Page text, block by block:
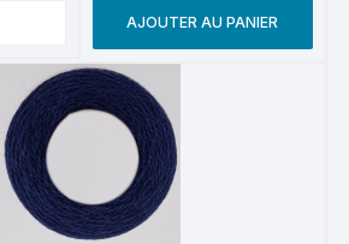
AJOUTER AU PANIER